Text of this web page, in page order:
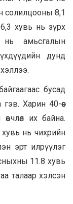
солилцооны 8,1
хувь нь зүрх
амьсгалын
дунд
хэллээ.
бусад
Харин 40-өөс
их байна.
нь чихрийн
эрт илрүүлэг
11.8 хувь
талаар хэлсэн